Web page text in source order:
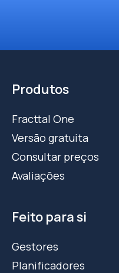
Produtos
Fracttal One
Versão gratuita
Consultar preços
Avaliações
Feito para si
Gestores
Planificadores